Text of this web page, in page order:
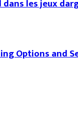
les jeux
Options and